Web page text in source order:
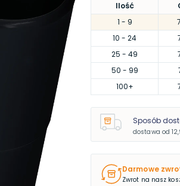
Ilość
1 - 9
10 - 24
25 - 49
50 - 99
100+
Sposób
dostawa od
Darmowe
Zwrot na nasz